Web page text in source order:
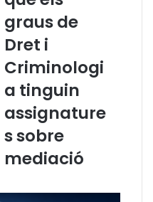
c
a
c
a
C
t
a
a
a
graus de
Dret i
Criminologi
a tinguin
assignature
s sobre
mediació